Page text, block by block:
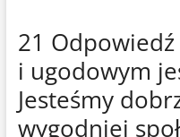
21
i ugodowym
Jesteśmy
wygodniej